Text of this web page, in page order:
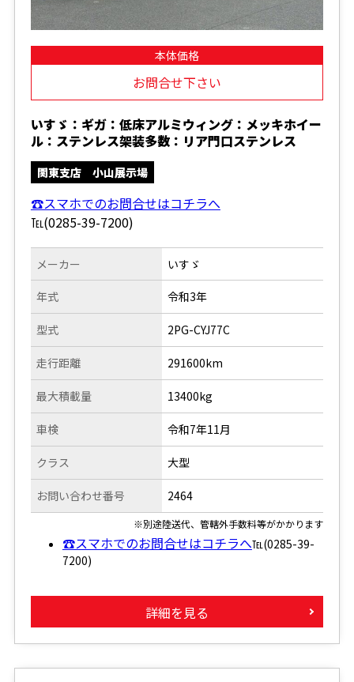
本体価格
お問合せ下さい
いすゞ：ギガ：低床アルミウィング：メッキホイー
ル：ステンレス架装多数：リア門口ステンレス
関東支店 小山展示場
☎スマホでのお問合せはコチラへ
℡(0285-39-7200)
メーカー
年式
型式
走行距離
いすゞ
令和3年
2PG-CYJ77C
291600km
最大積載量
車検
クラス
お問い合わせ番号
13400kg
令和7年11月
大型
2464
※別途陸送代、管轄外手数料等がかかります
☎スマホでのお問合せはコチラへ℡(0285-39-
7200)
詳細を見る